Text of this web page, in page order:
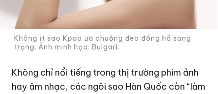
Không ít sao Kpop ưa chuộng đeo đồng hồ sang
trọng. Ảnh minh họa: Bulgari.
Không chỉ nổi tiếng trong thị trường phim ảnh
hay âm nhạc, các ngôi sao Hàn Quốc còn “làm